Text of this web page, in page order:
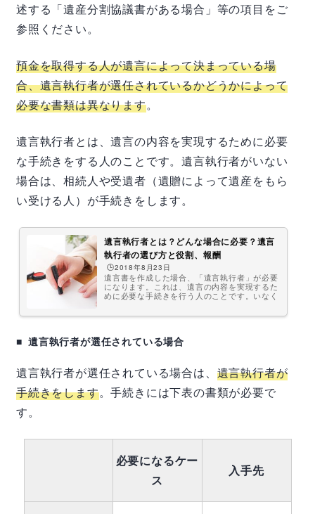
述する「遺産分割協議書がある場合」等の項目をご
参照ください。
預金を取得する人が遺言によって決まっている場
合、遺言執行者が選任されているかどうかによって
必要な書類は異なります。
遺言執行者とは、遺言の内容を実現するために必要
な手続きをする人のことです。遺言執行者がいない
場合は、相続人や受遺者（遺贈によって遺産をもら
い受ける人）が手続きをします。
遺言執行者とは？どんな場合に必要？遺言
執行者の選び方と役割、報酬
🕒️2018年8月23日
遺言書を作成した場合、「遺言執行者」が必要
になります。これは、遺言の内容を実現するた
めに必要な手続きを行う人のことです。いなく
続きを進めることができるでしょう。遺言書で
また、遺言執行者が不正をしないように信用で
きる人でないといけません。心配なようであれ
行政書士は上記の手続きをまとめて行ってくれ
ます。今回は、遺言執行者の役割や選...
遺言執行者が選任されている場合
遺言執行者が選任されている場合は、 遺言執行者が
手続きをします。手続きには下表の書類が必要で
す。
必要になるケー
ス
入手先